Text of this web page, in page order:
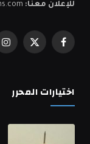
للإعلان معنا:
فيسبوكX
اختيارات المحرر